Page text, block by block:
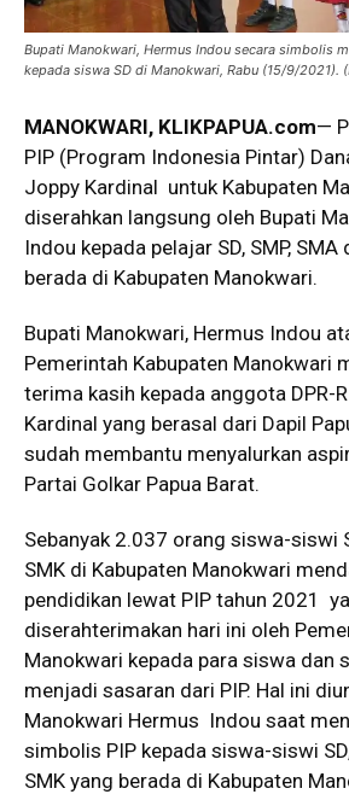
Bupati Manokwari, Hermus Indou secara simbolis
kepada siswa SD di Manokwari, Rabu (15/9/2021).
MANOKWARI, KLIKPAPUA.com—
PIP (Program Indonesia Pintar)
Joppy Kardinal untuk Kabupaten
diserahkan langsung oleh Bupati
Indou kepada pelajar SD, SMP, SMA
berada di Kabupaten Manokwari.
Bupati Manokwari, Hermus Indou
Pemerintah Kabupaten Manokwari
terima kasih kepada anggota DPR-
Kardinal yang berasal dari Dapil
sudah membantu menyalurkan
Partai Golkar Papua Barat.
Sebanyak 2.037 orang siswa-siswi
SMK di Kabupaten Manokwari
pendidikan lewat PIP tahun 2021
diserahterimakan hari ini oleh
Manokwari kepada para siswa dan
menjadi sasaran dari PIP. Hal ini
Manokwari Hermus Indou saat
simbolis PIP kepada siswa-siswi SD,
SMK yang berada di Kabupaten